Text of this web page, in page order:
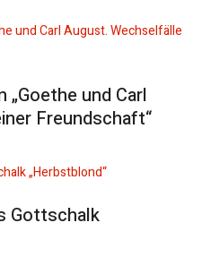
„Goethe und Carl
Freundschaft“
Gottschalk